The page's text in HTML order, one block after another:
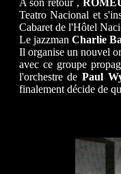
A son retour ,
Teatro Nacional et
Cabaret de l'Hôtel
Le jazzman Charlie
Il organise un nouvel
avec ce groupe
l'orchestre dePaul
finalement décide de